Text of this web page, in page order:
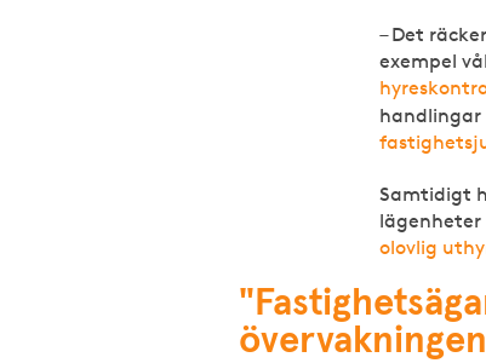
– Det
exempel
handlingar
Samtidigt
lägenheter
olovlig